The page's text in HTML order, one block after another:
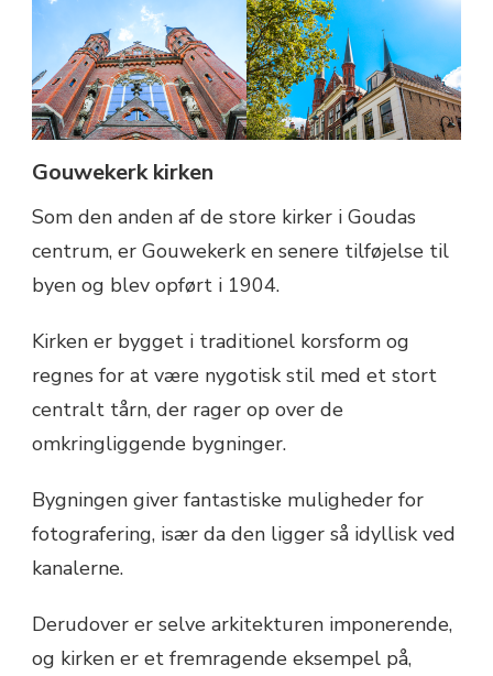
Gouwekerk kirken
Som den anden af de store kirker i Goudas
centrum, er Gouwekerk en senere tilføjelse til
byen og blev opført i 1904.
Kirken er bygget i traditionel korsform og
regnes for at være nygotisk stil med et stort
centralt tårn, der rager op over de
omkringliggende bygninger.
Bygningen giver fantastiske muligheder for
fotografering, især da den ligger så idyllisk ved
kanalerne.
Derudover er selve arkitekturen imponerende,
og kirken er et fremragende eksempel på,